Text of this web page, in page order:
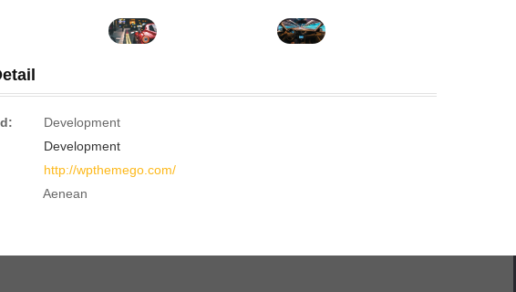
Development
Development
http://wpthemego.com/
Aenean